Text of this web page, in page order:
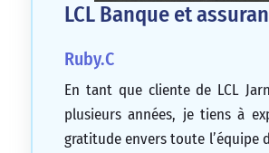
LCL Banque et
Ruby.C
En tant que cliente de LCL
plusieurs années, je tiens à
gratitude envers toute l’équipe